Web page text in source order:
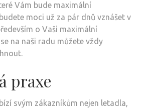
Vám bude maximální
moci už za pár dnů vznášet v
o Vaši maximální
na naši radu můžete vždy
praxe
svým zákazníkům nejen letadla,